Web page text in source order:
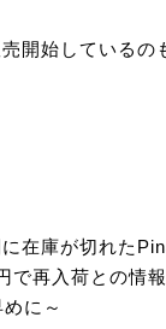
開始しているの
在庫が切れた
で再入荷との情
に～